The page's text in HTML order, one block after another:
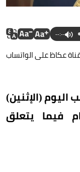
--:--
عكاظ على الواتساب
اليوم (الإثنين)
فيما يتعلق